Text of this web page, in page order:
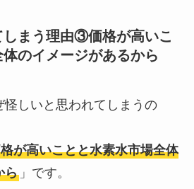
しまう理由③価格が高いこ
のイメージがあるから
怪しいと思われてしまうの
が高いことと水素水市場全体
ら」です。